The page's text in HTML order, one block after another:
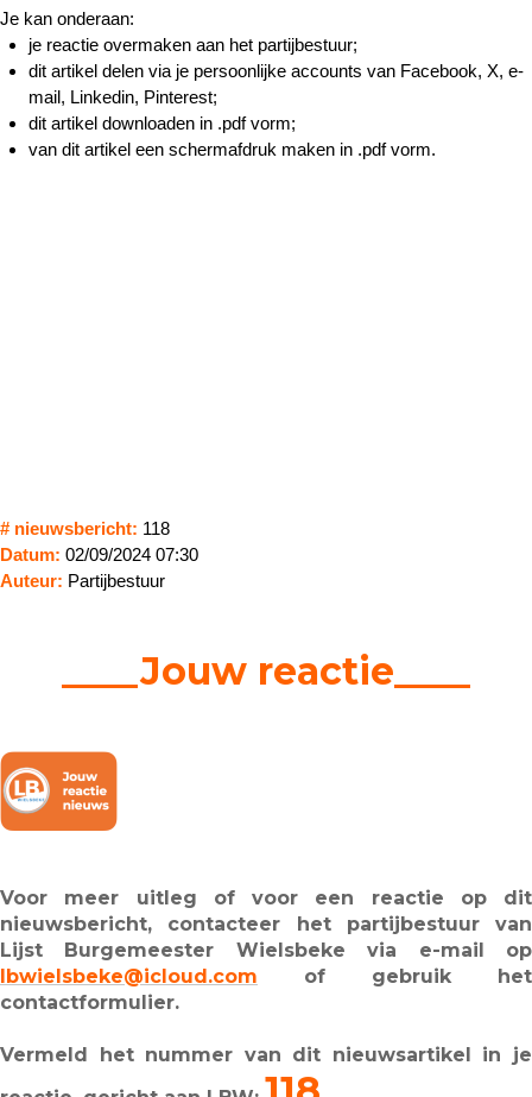
Je kan onderaan:
je reactie overmaken aan het partijbestuur;
dit artikel delen via je persoonlijke accounts van Facebook, X, e-
mail, Linkedin, Pinterest;
dit artikel downloaden in .pdf vorm;
van dit artikel een schermafdruk maken in .pdf vorm.
# nieuwsbericht: 118
Datum: 02/09/2024 07:30
Auteur: Partijbestuur
____Jouw reactie____
Voor meer uitleg of voor een reactie op dit
nieuwsbericht, contacteer het partijbestuur van
Lijst Burgemeester Wielsbeke via e-mail op
lbwielsbeke@icloud.com
of gebruik het
contactformulier.
Vermeld het nummer van dit nieuwsartikel in je